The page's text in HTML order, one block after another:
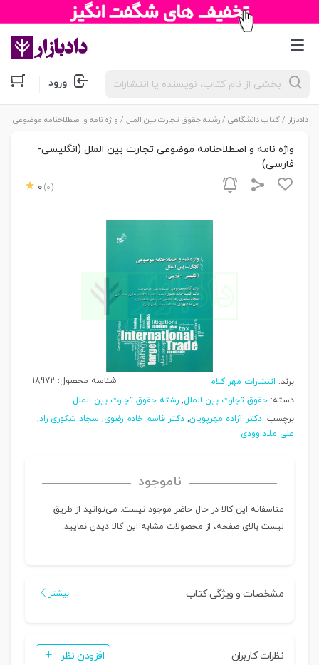
جستجوی
محصولات ورود
دادبازار /کتاب دانشگاهی /رشته حقوق تجارت بین الملل / واژه نامه و اصطلاحنامه موضوعی
واژه نامه و اصطلاحنامه موضوعی تجارت بین الملل (انگلیسی-
فارسی)
0 (0)
برند: انتشارات مهر کلام شناسه محصول: 18972
دسته: حقوق تجارت بین الملل, رشته حقوق تجارت بین الملل
برچسب: دکتر آزاده مهرپویان, دکتر قاسم خادم رضوی, سجاد شکوری راد,
علی ملاداوودی
ناموجود
متاسفانه این کالا در حال حاضر موجود نیست. می‌توانید از طریق
لیست بالای صفحه، از محصولات مشابه این کالا دیدن نمایید.
مشخصات و ویژگی کتاب بیشتر
نظرات کاربران افزودن نظر